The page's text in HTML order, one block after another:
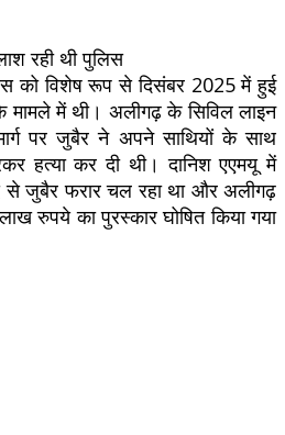
रही थी पुलिस
को विशेष रूप से दिसंबर 2025 में हुई
के मामले में थी। अलीगढ़ के सिविल लाइन
पर जुबैर ने अपने साथियों के साथ
हत्या कर दी थी। दानिश एएमयू में
से जुबैर फरार चल रहा था और अलीगढ़
रुपये का पुरस्कार घोषित किया गया